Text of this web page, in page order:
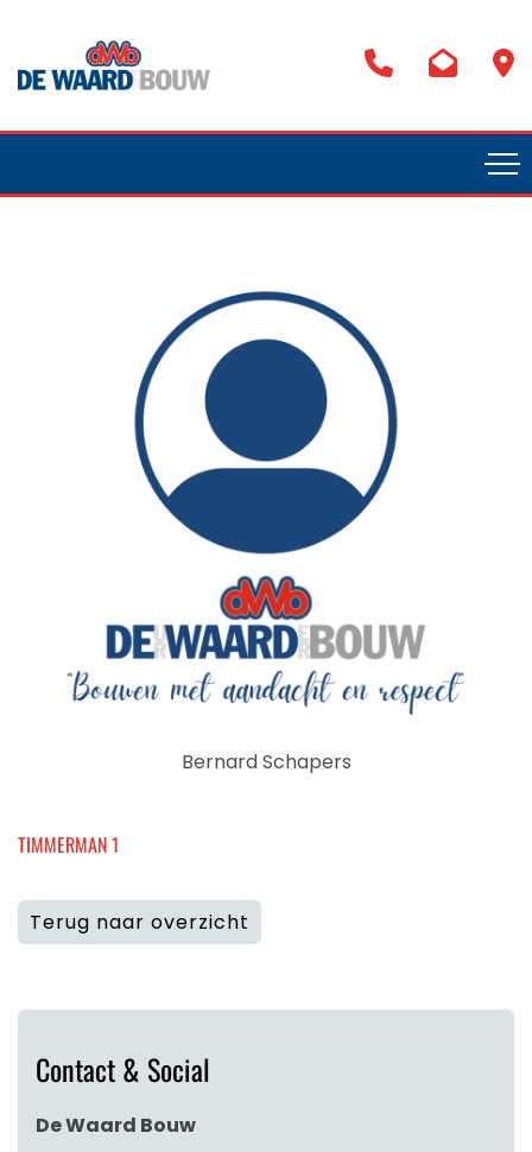
Bernard Schapers
TIMMERMAN 1
Terug naar overzicht
Contact & Social
De Waard Bouw